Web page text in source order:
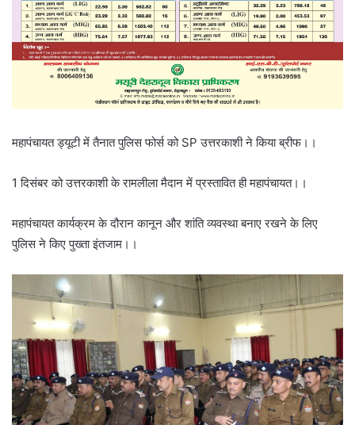
महापंचायत ड्यूटी में तैनात पुलिस फोर्स को SP उत्तरकाशी ने किया ब्रीफ।।
1 दिसंबर को उत्तरकाशी के रामलीला मैदान में प्रस्तावित ही महापंचायत।।
महापंचायत कार्यक्रम के दौरान कानून और शांति व्यवस्था बनाए रखने के लिए
पुलिस ने किए पुख्ता इंतजाम।।